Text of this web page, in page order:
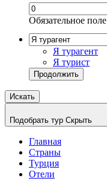
Обязательное поле
Я турагент
Я турист
Продолжить
Искать
Подобрать тур Скрыть
Главная
Страны
Турция
Отели